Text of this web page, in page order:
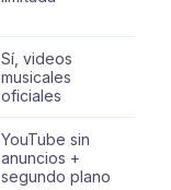
Sí, videos
musicales
oficiales
YouTube sin
anuncios +
segundo plano